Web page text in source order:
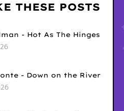
THESE POSTS
- Hot As The Hinges
- Down on the River